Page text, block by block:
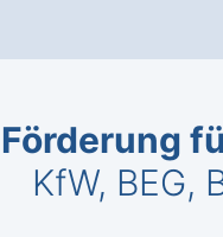
Förderung
KfW, BEG,